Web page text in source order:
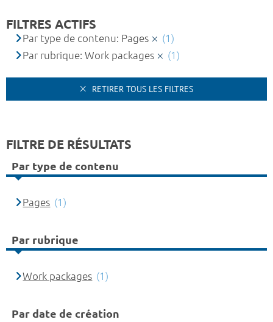
FILTRES ACTIFS
Par type de contenu: Pages
(1)
Par rubrique: Work packages
(1)
RETIRER TOUS LES FILTRES
FILTRE DE RÉSULTATS
Par type de contenu
Pages (1)
Par rubrique
Work packages (1)
Par date de création